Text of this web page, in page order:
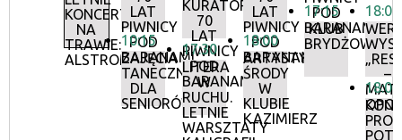
KONCERTY
NA
TRAWIE:
ALSTROMERIE
LAT
PIWNICY
POD
BARANAMI
10:15
ZAJĘCIA
TANECZNE
DLA
SENIORÓW
KURATORSKIE:
70
LAT
PIWNICY
POD
BARANAMI
17:30
LITERA
W
RUCHU.
LETNIE
WARSZTATY
LAT
PIWNICY
POD
BARANAMI
18:00
ARTYSTYCZNE
ŚRODY
W
KLUBIE
KAZIMIERZ
POD
BARANAMI
17:15
KLUB
BRYDŻOWY
18:00
–
18:00